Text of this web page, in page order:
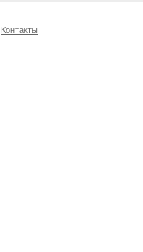
Контакты